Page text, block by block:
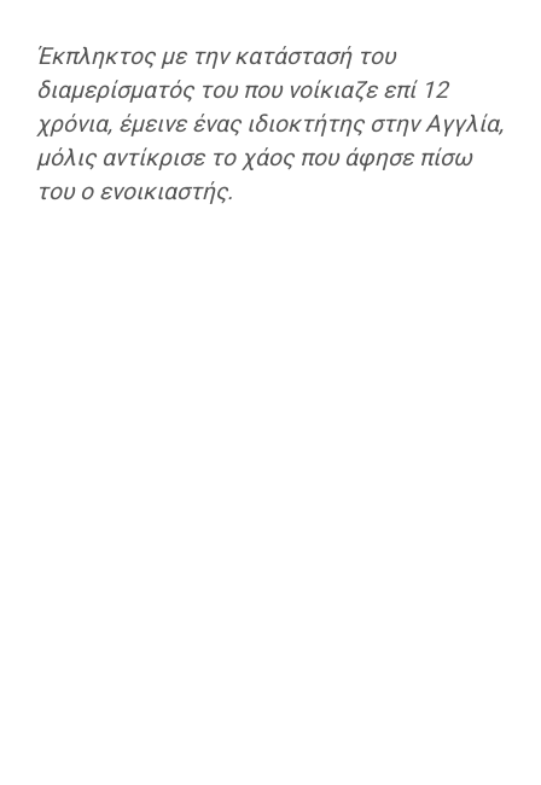
Έκπληκτος με την κατάστασή του
διαμερίσματός του που νοίκιαζε επί 12
χρόνια, έμεινε ένας ιδιοκτήτης στην Αγγλία,
μόλις αντίκρισε το χάος που άφησε πίσω
του ο ενοικιαστής.